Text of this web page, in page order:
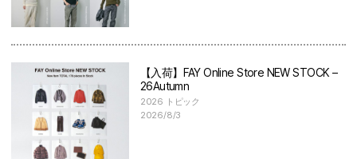
【入荷】FAY Online Store NEW STOCK –
26Autumn
2026 トピック
2026/8/3